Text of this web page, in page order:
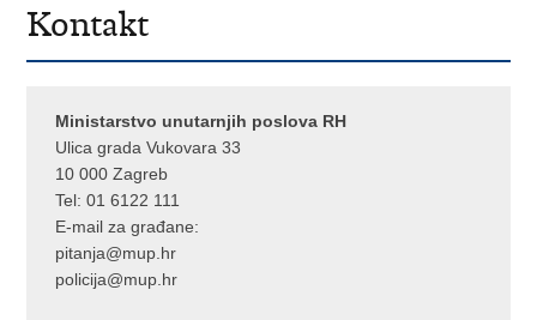
Kontakt
Ministarstvo unutarnjih poslova RH
Ulica grada Vukovara 33
10 000 Zagreb
Tel:01 6122 111
E-mail za građane:
pitanja@mup.hr
policija@mup.hr